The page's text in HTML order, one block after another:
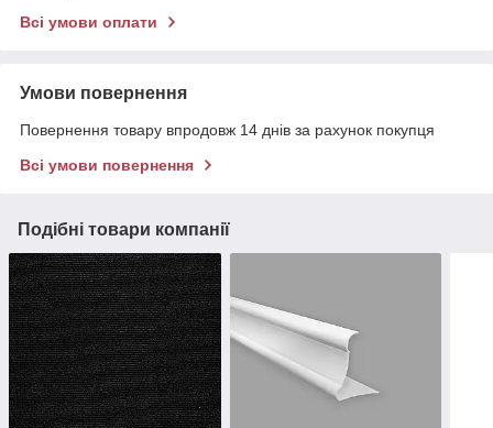
Всі умови оплати
Умови повернення
Повернення товару впродовж 14 днів за рахунок покупця
Всі умови повернення
Подібні товари компанії